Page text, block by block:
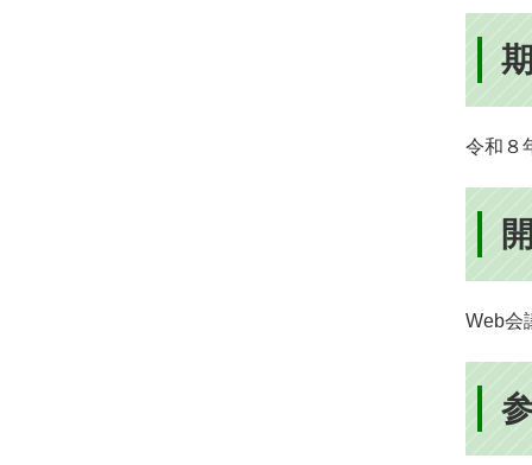
令和８
Web会